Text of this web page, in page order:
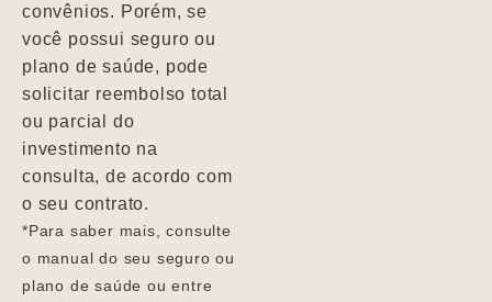
convênios. Porém, se
você possui seguro ou
plano de saúde, pode
solicitar reembolso total
ou parcial do
investimento na
consulta, de acordo com
o seu contrato.
*Para saber mais, consulte
o manual do seu seguro ou
plano de saúde ou entre